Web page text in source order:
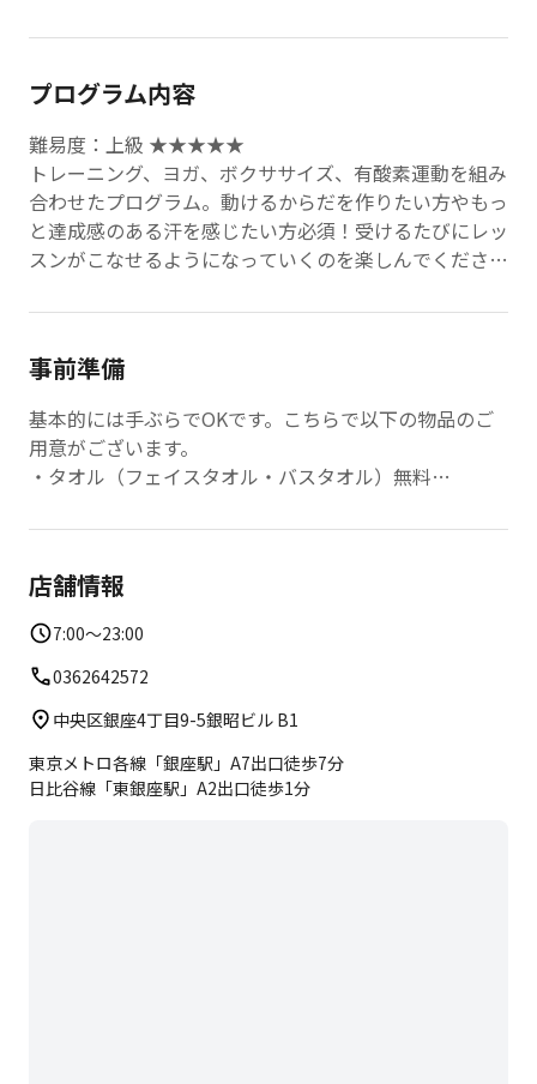
プログラム内容
難易度：上級 ★★★★★
トレーニング、ヨガ、ボクササイズ、有酸素運動を組み
合わせたプログラム。動けるからだを作りたい方やもっ
と達成感のある汗を感じたい方必須！受けるたびにレッ
スンがこなせるようになっていくのを楽しんでくださ
事前準備
基本的には手ぶらでOKです。こちらで以下の物品のご
用意がございます。
・タオル（フェイスタオル・バスタオル）無料
・お水 有料
EXPAでは、靴下をはいた状態でトレーニングを行いま
すので、室内シューズは不要です。
店舗情報
7:00〜23:00
0362642572
中央区銀座4丁目9-5銀昭ビル B1
東京メトロ各線「銀座駅」A7出口徒歩7分
日比谷線「東銀座駅」A2出口徒歩1分